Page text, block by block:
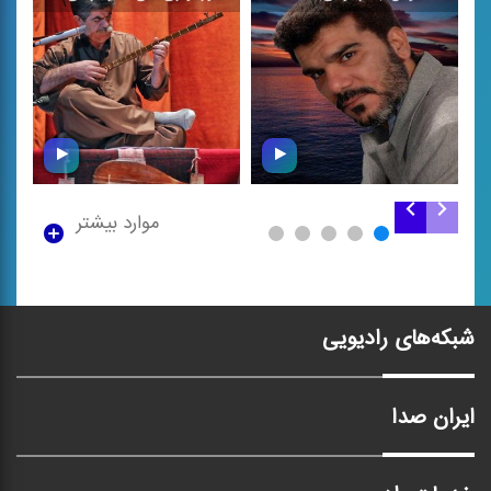
موارد بیشتر
شبکه‌های رادیویی
ایران صدا